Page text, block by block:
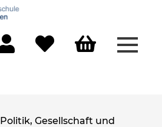
Politik, Gesellschaft und